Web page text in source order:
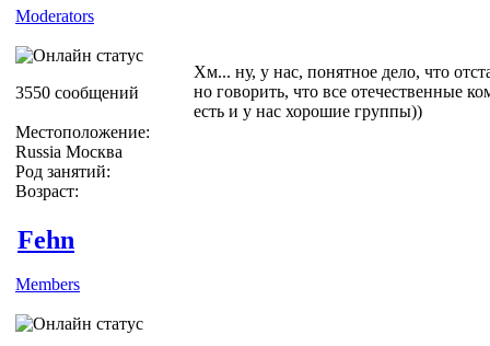
Moderators
3550 сообщений
Местоположение:
Russia Москва
Род занятий:
Возраст:
Хм... ну, у нас, понятное дело, что
но говорить, что все отечественные
есть и у нас хорошие группы))
Fehn
Members